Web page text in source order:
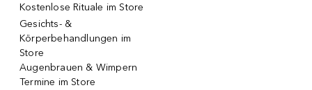
Kostenlose Rituale im Store
Gesichts- &
Körperbehandlungen im
Store
Augenbrauen & Wimpern
Termine im Store